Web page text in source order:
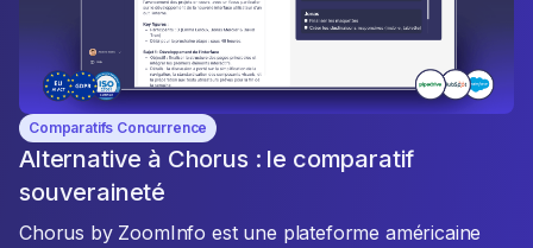
Comparatifs Concurrence
Alternative à Chorus : le comparatif
souveraineté
Chorus by ZoomInfo est une plateforme américaine